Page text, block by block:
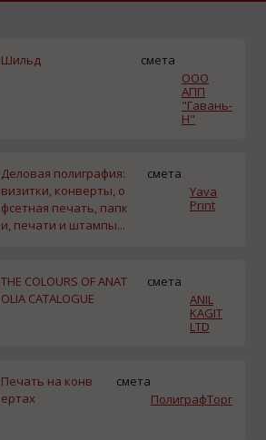
Шильд
смета
ООО
АПП
"Гавань-
Н"
Деловая полиграфия:
визитки, конверты, о
фсетная печать, папк
и, печати и штампы...
смета
Yava
Print
THE COLOURS OF ANAT
OLIA CATALOGUE
смета
ANIL
KAGIT
LTD
Печать на конв
ертах
смета
ПолиграфТорг